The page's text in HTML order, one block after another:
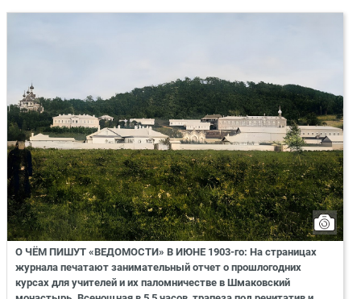
О ЧЁМ ПИШУТ «ВЕДОМОСТИ» В ИЮНЕ 1903-го: На страницах
журнала печатают занимательный отчет о прошлогодних
курсах для учителей и их паломничестве в Шмаковский